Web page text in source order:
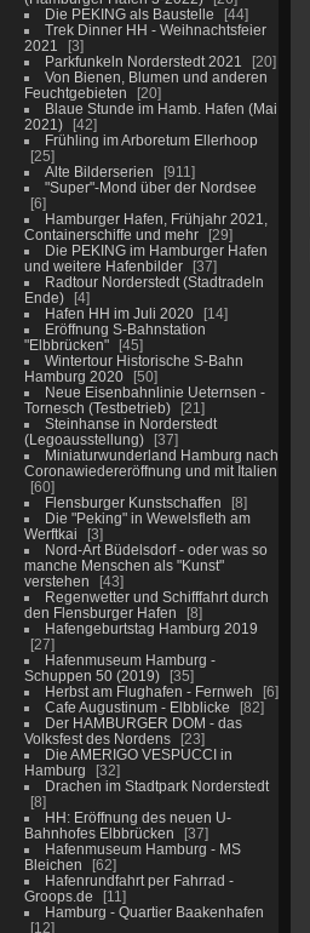
Die PEKING als Baustelle
44
Trek Dinner HH - Weihnachtsfeier
2021
3
Parkfunkeln Norderstedt 2021
20
Von Bienen, Blumen und anderen
Feuchtgebieten
20
Blaue Stunde im Hamb. Hafen (Mai
2021)
42
Frühling im Arboretum Ellerhoop
25
Alte Bilderserien
911
"Super"-Mond über der Nordsee
6
Hamburger Hafen, Frühjahr 2021,
Containerschiffe und mehr
29
Die PEKING im Hamburger Hafen
und weitere Hafenbilder
37
Radtour Norderstedt (Stadtradeln
Ende)
4
Hafen HH im Juli 2020
14
Eröffnung S-Bahnstation
"Elbbrücken"
45
Wintertour Historische S-Bahn
Hamburg 2020
50
Neue Eisenbahnlinie Ueternsen -
Tornesch (Testbetrieb)
21
Steinhanse in Norderstedt
(Legoausstellung)
37
Miniaturwunderland Hamburg nach
Coronawiedereröffnung und mit Italien
60
Flensburger Kunstschaffen
8
Die "Peking" in Wewelsfleth am
Werftkai
3
Nord-Art Büdelsdorf - oder was so
manche Menschen als "Kunst"
verstehen
43
Regenwetter und Schifffahrt durch
den Flensburger Hafen
8
Hafengeburtstag Hamburg 2019
27
Hafenmuseum Hamburg -
Schuppen 50 (2019)
35
Herbst am Flughafen - Fernweh
6
Cafe Augustinum - Elbblicke
82
Der HAMBURGER DOM - das
Volksfest des Nordens
23
Die AMERIGO VESPUCCI in
Hamburg
32
Drachen im Stadtpark Norderstedt
8
HH: Eröffnung des neuen U-
Bahnhofes Elbbrücken
37
Hafenmuseum Hamburg - MS
Bleichen
62
Hafenrundfahrt per Fahrrad -
Groops.de
11
Hamburg - Quartier Baakenhafen
12